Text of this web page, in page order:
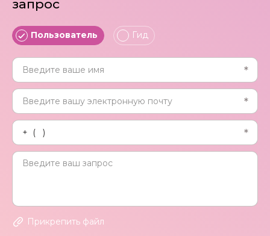
запрос
Пользователь Гид
Прикрепить файл